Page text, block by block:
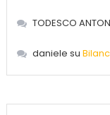
TODESCO
daniele su